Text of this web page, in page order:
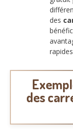
des
des